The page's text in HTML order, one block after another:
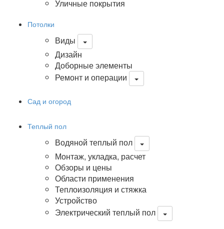
Уличные покрытия
Потолки
Виды
Дизайн
Доборные элементы
Ремонт и операции
Сад и огород
Теплый пол
Водяной теплый пол
Монтаж, укладка, расчет
Обзоры и цены
Области применения
Теплоизоляция и стяжка
Устройство
Электрический теплый пол